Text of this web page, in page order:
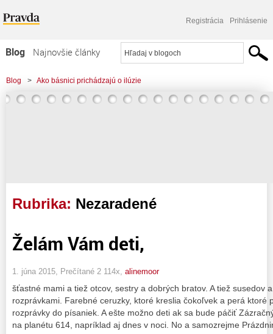
Registrácia Prihlásenie
Blog
Najnovšie články
Najčítanejšie články
Najkomentovanejšie články
Blog > Ako básnici prichádzajú o ilúzie
Rubrika: Nezaradené
Želám Vám deti,
1. júna 2015, Prečítané 2 114x, alinemoor
šťastné mami a tiež otcov, sestry a dobrých bratov. A tiež susedov
rozprávkami. Farebné ceruzky, ktoré kreslia čokoľvek a perá ktoré
rozprávky do písaniek. A ešte možno deti ak sa bude páčiť
na planétu 614, napríklad aj dnes v noci. No a samozrejme